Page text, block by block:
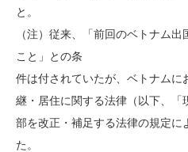
と。
（注）従来、「前回のベトナム
こと」との条
件は付されていたが、ベトナム
継・居住に関する法律（以下、
部を改正・補足する法律の規定に
た。